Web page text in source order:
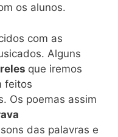
os alunos.
com as
Alguns
que iremos
feitos
Os poemas assim
das palavras e